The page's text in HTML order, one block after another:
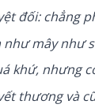
đối: chẳng
mây như
khứ, nhưng
thương và